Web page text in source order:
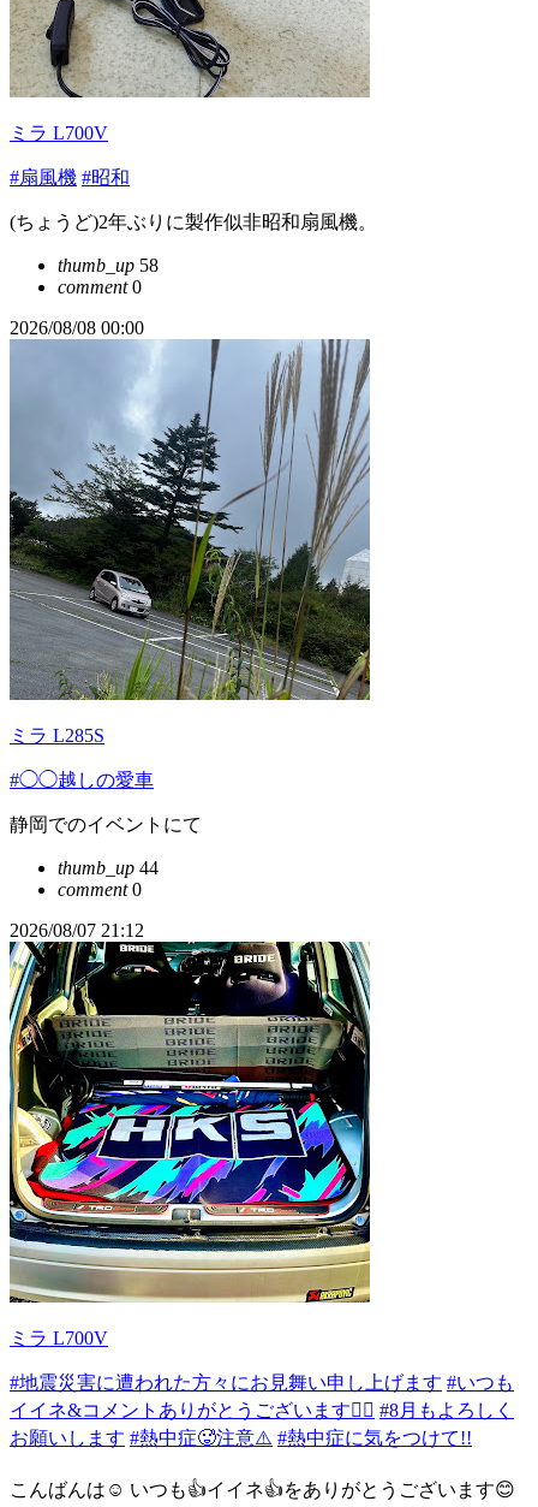
ミラ L700V
#扇風機 #昭和
(ちょうど)2年ぶりに製作似非昭和扇風機。
thumb_up 58
comment0
2026/08/08 00:00
ミラ L285S
#◯◯越しの愛車
静岡でのイベントにて
thumb_up 44
comment0
2026/08/07 21:12
ミラ L700V
#地震災害に遭われた方々にお見舞い申し上げます #いつも
イイネ&コメントありがとうございます🙇‍♂️ #8月もよろしく
お願いします #熱中症🥵注意⚠️ #熱中症に気をつけて!!
こんばんは☺️ いつも👍イイネ👍をありがとうございます😊